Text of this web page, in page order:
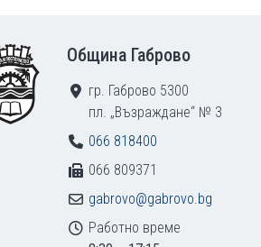
Община Габрово
гр. Габрово 5300
пл. „Възраждане“ № 3
066 818400
066 809371
gabrovo@gabrovo.bg
Работно време